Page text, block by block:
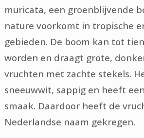
muricata, een groenblijvende
nature voorkomt in tropische
gebieden. De boom kan tot
worden en draagt grote,
vruchten met zachte stekels.
sneeuwwit, sappig en heeft
smaak. Daardoor heeft de
Nederlandse naam gekregen.